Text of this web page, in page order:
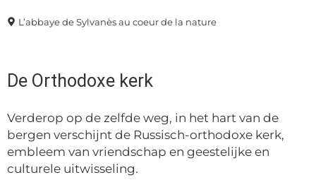
L’abbaye de Sylvanès au coeur de la nature
De Orthodoxe kerk
Verderop op de zelfde weg, in het hart van de
bergen verschijnt de Russisch-orthodoxe kerk,
embleem van vriendschap en geestelijke en
culturele uitwisseling.